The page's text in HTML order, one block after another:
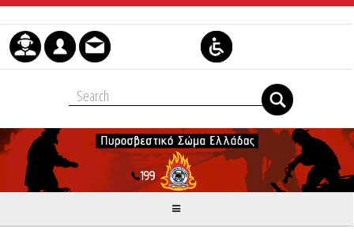
Skip to Content